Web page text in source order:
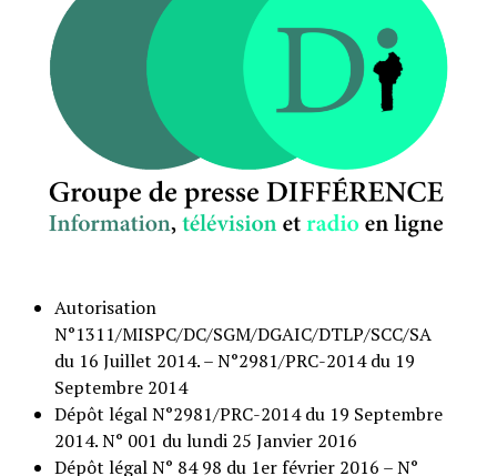
Autorisation
N°1311/MISPC/DC/SGM/DGAIC/DTLP/SCC/SA
du 16 Juillet 2014. – N°2981/PRC-2014 du 19
Septembre 2014
Dépôt légal N°2981/PRC-2014 du 19 Septembre
2014. N° 001 du lundi 25 Janvier 2016
Dépôt légal N° 84 98 du 1er février 2016 – N°